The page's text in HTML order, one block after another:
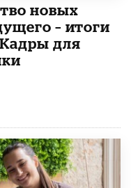
новых
– итоги
для